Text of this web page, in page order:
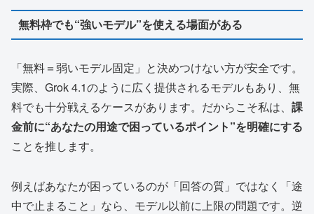
無料枠でも“強いモデル”を使える場面がある
「無料＝弱いモデル固定」と決めつけない方が安全です。
実際、Grok 4.1のように広く提供されるモデルもあり、無
料でも十分戦えるケースがあります。だからこそ私は、 課
金前に“あなたの用途で困っているポイント”を明確にする
ことを推します。
例えばあなたが困っているのが「回答の質」ではなく「途
中で止まること」なら、モデル以前に上限の問題です。逆